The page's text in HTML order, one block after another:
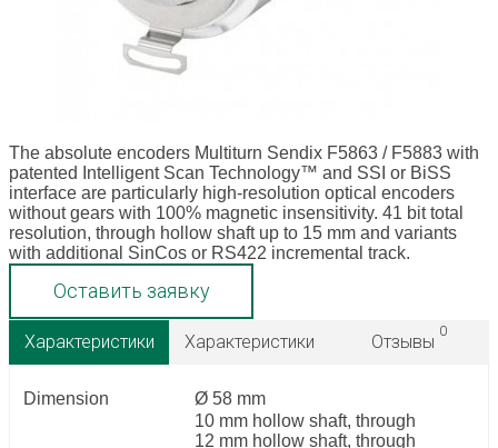
The absolute encoders Multiturn Sendix F5863 / F5883 with
patented Intelligent Scan Technology™ and SSI or BiSS
interface are particularly high-resolution optical encoders
without gears with 100% magnetic insensitivity. 41 bit total
resolution, through hollow shaft up to 15 mm and variants
with additional SinCos or RS422 incremental track.
Оставить заявку
Характеристики Характеристики Отзывы
0
Dimension Ø 58 mm
10 mm hollow shaft, through
12 mm hollow shaft, through